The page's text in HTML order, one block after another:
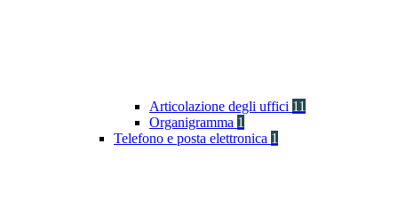
Articolazione degli uffici 11
Organigramma 1
Telefono e posta elettronica 1